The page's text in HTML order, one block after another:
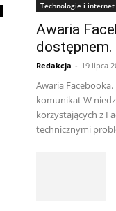
Technologie i internet
Awaria
dostępnem.
Redakcja - 19 lipca
Awaria
komunikat W
korzystających z
technicznymi